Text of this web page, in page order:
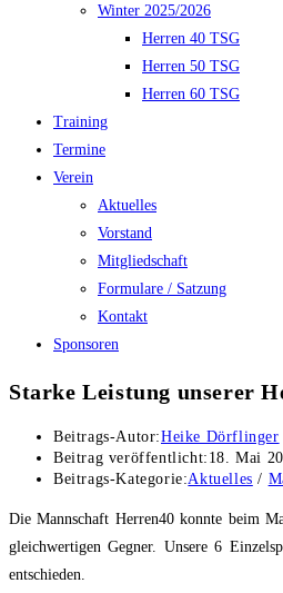
Winter 2025/2026
Herren 40 TSG
Herren 50 TSG
Herren 60 TSG
Training
Termine
Verein
Aktuelles
Vorstand
Mitgliedschaft
Formulare / Satzung
Kontakt
Sponsoren
Starke Leistung unserer
Beitrags-Autor:Heike Dörflinger
Beitrag veröffentlicht: 18. Mai
Beitrags-Kategorie:Aktuelles /
Die Mannschaft Herren40 konnte beim
gleichwertigen Gegner. Unsere 6
entschieden.